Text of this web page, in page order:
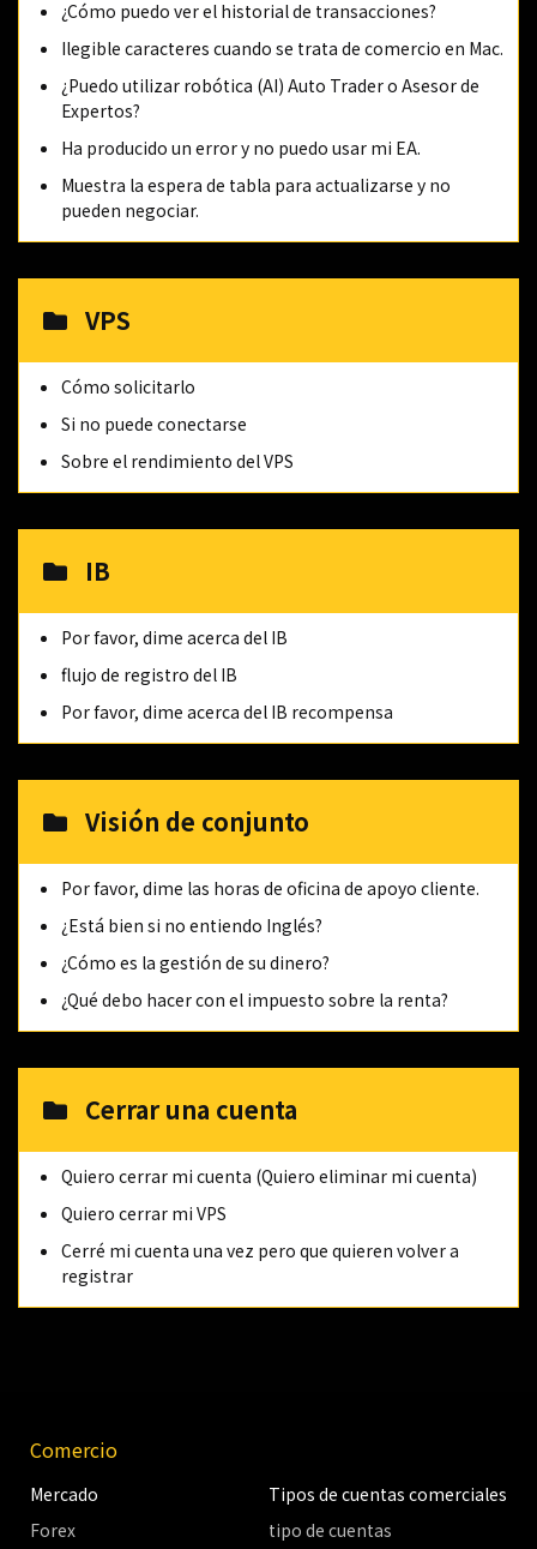
¿Cómo puedo ver el historial de transacciones?
Ilegible caracteres cuando se trata de comercio en Mac.
¿Puedo utilizar robótica (AI) Auto Trader o Asesor de
Expertos?
Ha producido un error y no puedo usar mi EA.
Muestra la espera de tabla para actualizarse y no
pueden negociar.
VPS
Cómo solicitarlo
Si no puede conectarse
Sobre el rendimiento del VPS
IB
Por favor, dime acerca del IB
flujo de registro del IB
Por favor, dime acerca del IB recompensa
Visión de conjunto
Por favor, dime las horas de oficina de apoyo cliente.
¿Está bien si no entiendo Inglés?
¿Cómo es la gestión de su dinero?
¿Qué debo hacer con el impuesto sobre la renta?
Cerrar una cuenta
Quiero cerrar mi cuenta (Quiero eliminar mi cuenta)
Quiero cerrar mi VPS
Cerré mi cuenta una vez pero que quieren volver a
registrar
Comercio
Mercado
Forex
Tipos de cuentas comerciales
tipo de cuentas